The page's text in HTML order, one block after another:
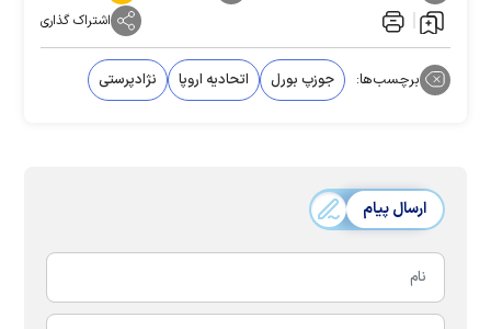
اشتراک گذاری
برچسب‌ها: جوزپ بورل اتحادیه اروپا نژادپرستی
ارسال پیام